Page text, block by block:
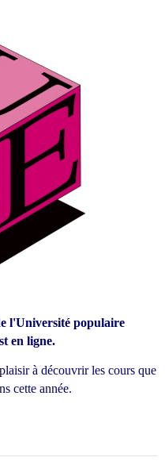
l'Université populaire
en ligne.
à découvrir les cours que
cette année.